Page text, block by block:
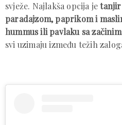
svježe. Najlakša opcija jetanjir
paradajzom, paprikom i
hummus ili pavlaku sa
svi uzimaju između težih